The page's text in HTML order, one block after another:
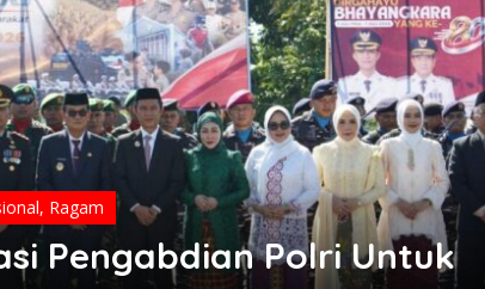
, Ragam
Pengabdian Polri Untuk